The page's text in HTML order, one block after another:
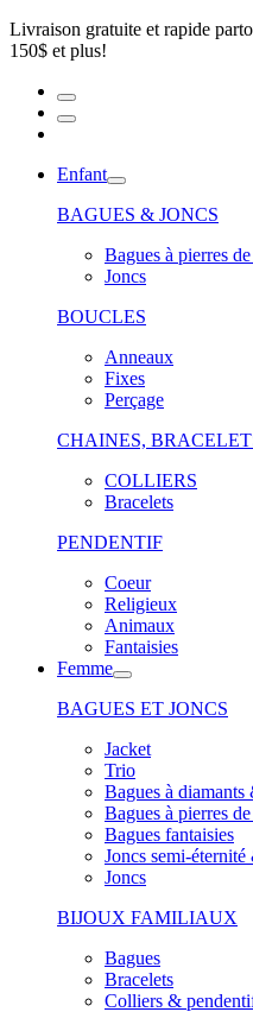
Livraison gratuite et rapide
150$ et plus!
Enfant
BAGUES & JONCS
Bagues à pierres
Joncs
BOUCLES
Anneaux
Fixes
Perçage
CHAINES,
COLLIERS
Bracelets
PENDENTIF
Coeur
Religieux
Animaux
Fantaisies
Femme
BAGUES ET JONCS
Jacket
Trio
Bagues à diamants
Bagues à pierres
Bagues fantaisies
Joncs semi-
Joncs
BIJOUX FAMILIAUX
Bagues
Bracelets
Colliers &